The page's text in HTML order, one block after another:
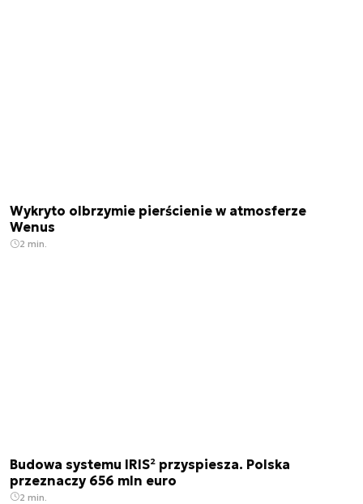
Wykryto olbrzymie pierścienie w atmosferze
Wenus
2 min.
Budowa systemu IRIS² przyspiesza. Polska
przeznaczy 656 mln euro
2 min.